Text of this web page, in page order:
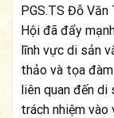
PGS.TS Đỗ
Hội đã đẩy
lĩnh vực di sản
thảo và tọa
liên quan đến di
trách nhiệm vào